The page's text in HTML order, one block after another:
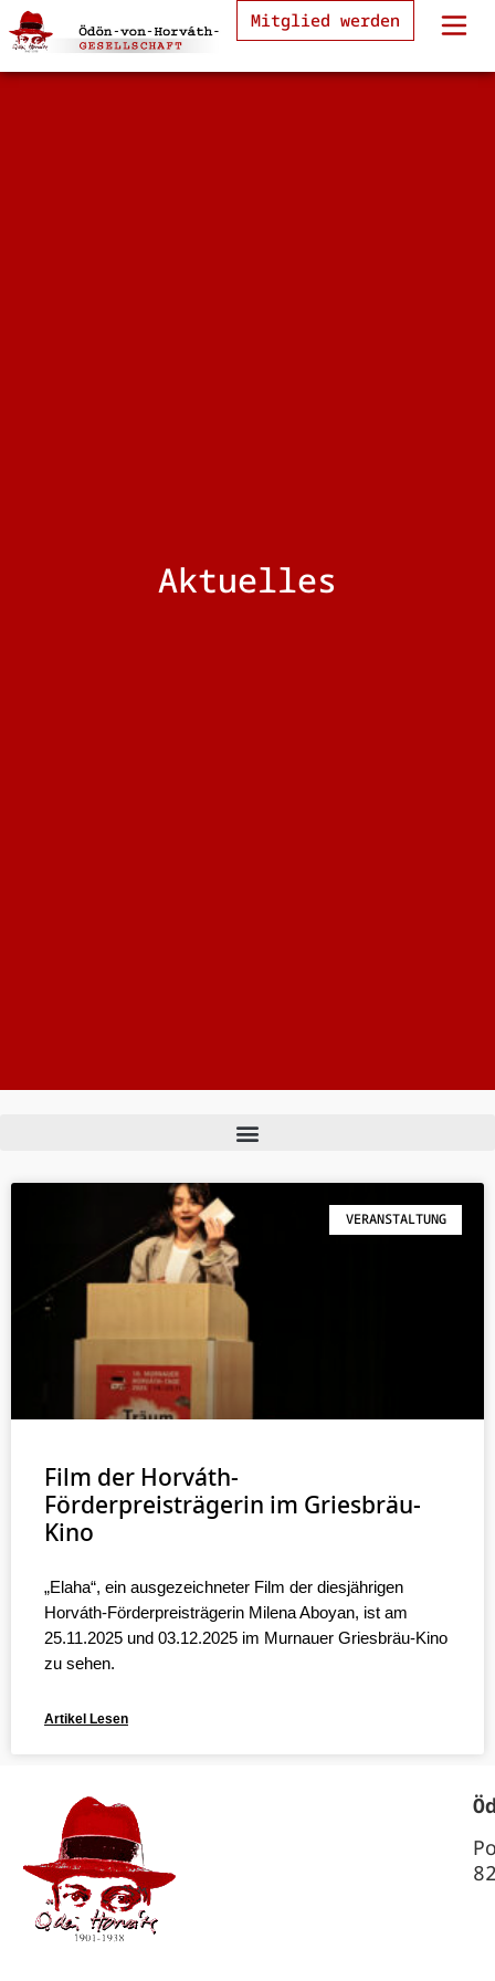
Mitglied werden
Aktuelles
VERANSTALTUNG
Film der Horváth-
Förderpreisträgerin im Griesbräu-
Kino
„Elaha“, ein ausgezeichneter Film der diesjährigen
Horváth-Förderpreisträgerin Milena Aboyan, ist am
25.11.2025 und 03.12.2025 im Murnauer Griesbräu-Kino
zu sehen.
Artikel Lesen